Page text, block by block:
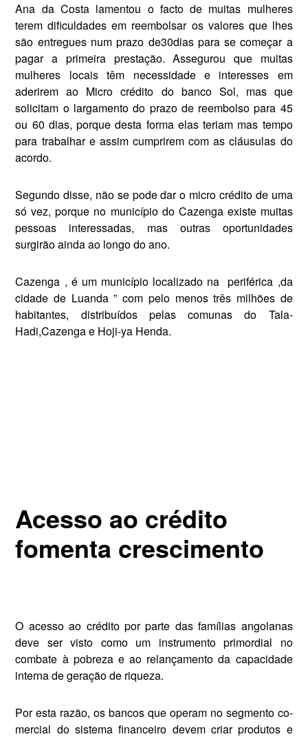
Ana da Costa lamentou o facto de muitas mulheres
terem dificuldades em reembolsar os valores que lhes
são entregues num prazo de30dias para se começar a
pagar a primeira prestação. Assegurou que muitas
mulheres locais têm necessidade e interesses em
aderirem ao Micro crédito do banco Sol, mas que
solicitam o largamento do prazo de reembolso para 45
ou 60 dias, porque desta forma elas teriam mas tempo
para trabalhar e assim cumprirem com as cláusulas do
acordo.
Segundo disse, não se pode dar o micro crédito de uma
só vez, porque no município do Cazenga existe muitas
pessoas interessadas, mas outras oportunidades
surgirão ainda ao longo do ano.
Cazenga , é um município localizado na periférica ,da
cidade de Luanda ” com pelo menos três milhões de
habitantes, distribuídos pelas comunas do Tala-
Hadi,Cazenga e Hoji-ya Henda.
Acesso ao crédito
fomenta crescimento
O acesso ao crédito por parte das famílias angolanas
deve ser visto como um instru­mento primordial no
comba­te à pobreza e ao relançamen­to da capacidade
interna de geração de riqueza.
Por esta razão, os bancos que operam no segmento co­
mercial do sistema financeiro devem criar produtos e